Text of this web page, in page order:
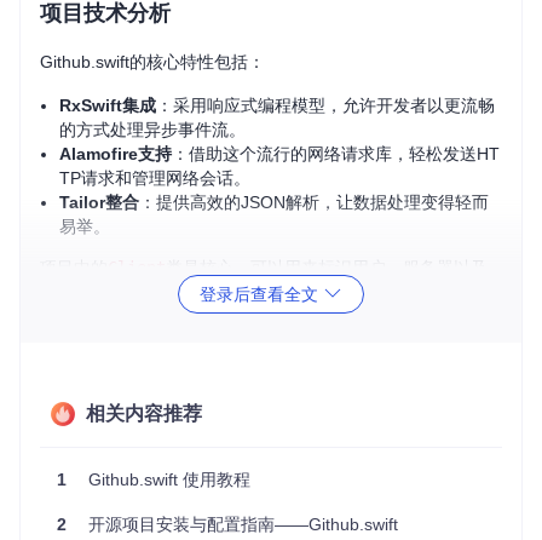
项目技术分析
Github.swift的核心特性包括：
RxSwift集成 ：采用响应式编程模型，允许开发者以更流畅
的方式处理异步事件流。
Alamofire支持 ：借助这个流行的网络请求库，轻松发送HT
TP请求和管理网络会话。
Tailor整合 ：提供高效的JSON解析，让数据处理变得轻而
易举。
RequestDescriptor则允许自定义请求，通过 Co
nstruction 库的语法构造复杂的请求参数。此外，库还支持分
你可以用Github.swift来实现以下功能：
用户管理：登录、关注或取消关注其他用户。
求和问题。
登录后查看全文
相关内容推荐
1 Github.swift 使用教程
2 开源项目安装与配置指南——Github.swift